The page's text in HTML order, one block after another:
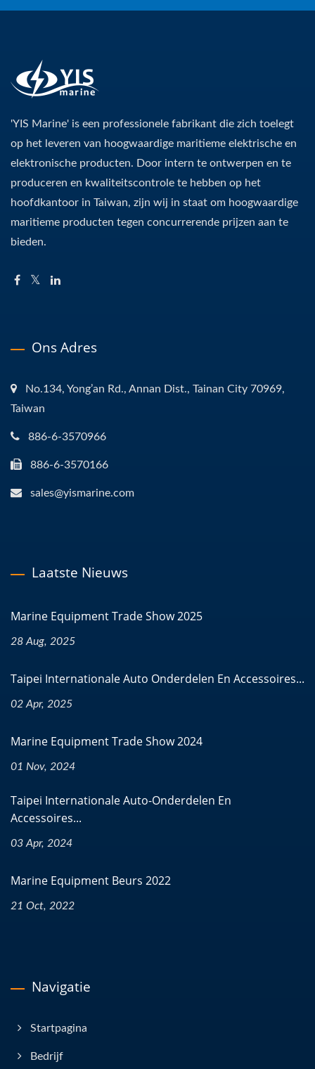
'YIS Marine' is een professionele fabrikant die zich toelegt
op het leveren van hoogwaardige maritieme elektrische en
elektronische producten. Door intern te ontwerpen en te
produceren en kwaliteitscontrole te hebben op het
hoofdkantoor in Taiwan, zijn wij in staat om hoogwaardige
maritieme producten tegen concurrerende prijzen aan te
bieden.
Ons Adres
No.134, Yong’an Rd., Annan Dist., Tainan City 70969,
Taiwan
886-6-3570966
886-6-3570166
sales@yismarine.com
Laatste Nieuws
Marine Equipment Trade Show 2025
28 Aug, 2025
Taipei Internationale Auto Onderdelen En Accessoires...
02 Apr, 2025
Marine Equipment Trade Show 2024
01 Nov, 2024
Taipei Internationale Auto-Onderdelen En
Accessoires...
03 Apr, 2024
Marine Equipment Beurs 2022
21 Oct, 2022
Navigatie
Startpagina
Bedrijf